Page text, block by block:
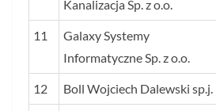
Kanalizacja Sp. z o.o.
11
Galaxy Systemy
Informatyczne Sp. z o.o.
12 Boll Wojciech Dalewski sp.j.